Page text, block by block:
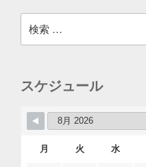
索:
スケジュール
月 火 水